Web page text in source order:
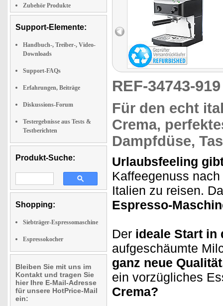
Zubehör Produkte
Support-Elemente:
Handbuch-, Treiber-, Video-
Downloads
Support-FAQs
Erfahrungen, Beiträge
Diskussions-Forum
Testergebnisse aus Tests &
Testberichten
Produkt-Suche:
Shopping:
Siebträger-Espressomaschine
Espressokocher
Bleiben Sie mit uns im
Kontakt und tragen Sie
hier Ihre E-Mail-Adresse
für unsere HotPrice-Mail
ein:
REF-34743-
Für den echt
Crema,
Dampfdüse,
Urlaubsfeeling
Kaffeegenuss nach
Italien zu reisen.
Espresso-
Der ideale Start in
aufgeschäumte
ganz neue
ein vorzügliches
Crema?